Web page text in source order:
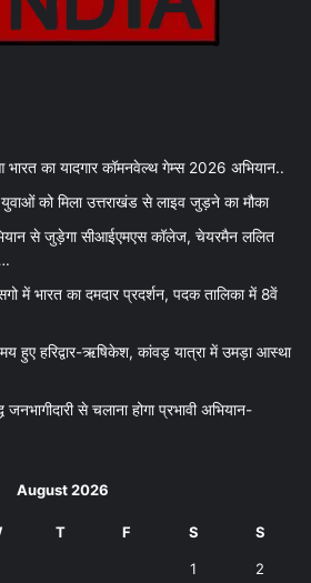
का यादगार कॉमनवेल्थ गेम्स 2026 अभियान..
को मिला उत्तराखंड से लाइव जुड़ने का मौका
से जुड़ेगा सीआईएमएस कॉलेज, चेयरमैन ललित
में भारत का दमदार प्रदर्शन, पदक तालिका में 8वें
हुए हरिद्वार-ऋषिकेश, कांवड़ यात्रा में उमड़ा आस्था
से चलाना होगा प्रभावी अभियान-
August 2026
T F S S
1 2